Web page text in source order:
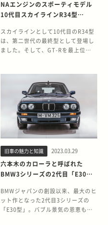
NAエンジンのスポーティモデル
10代目スカイラインR34型
スカイラインとして10代目のR34型
は、第二世代の最終型として登場し
ました。そして、GT-Rを最上位グ
かな多くのグレードがリリースされ
ました。 今回はR34型で販売された
グレードのなかでも、特別限定車と
して販売された「25GT-V」にスポ
ットを当てます。NAエンジンであり
ながらターボ車同様の足回りを装備
産 スカイライン 25GT-Vの魅力を振
り返りましょう。 幅広いラインナッ
プが用意されていたR34型 1998年5
10代目スカイラインR34型。ボディ
のサイズアップと丸みを帯びたデザ
インが批判を浴びた先代R33型の反
旧車の魅力と知識 2023.03.29
六本木のカローラと呼ばれた
BMW3シリーズの2代目「E30
BMWジャパンの創設以来、最大のヒ
ット作となった2代目3シリーズの
「E30型」。バブル景気の恩恵も相